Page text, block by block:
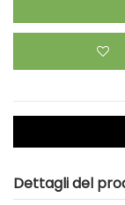
Dettagli del